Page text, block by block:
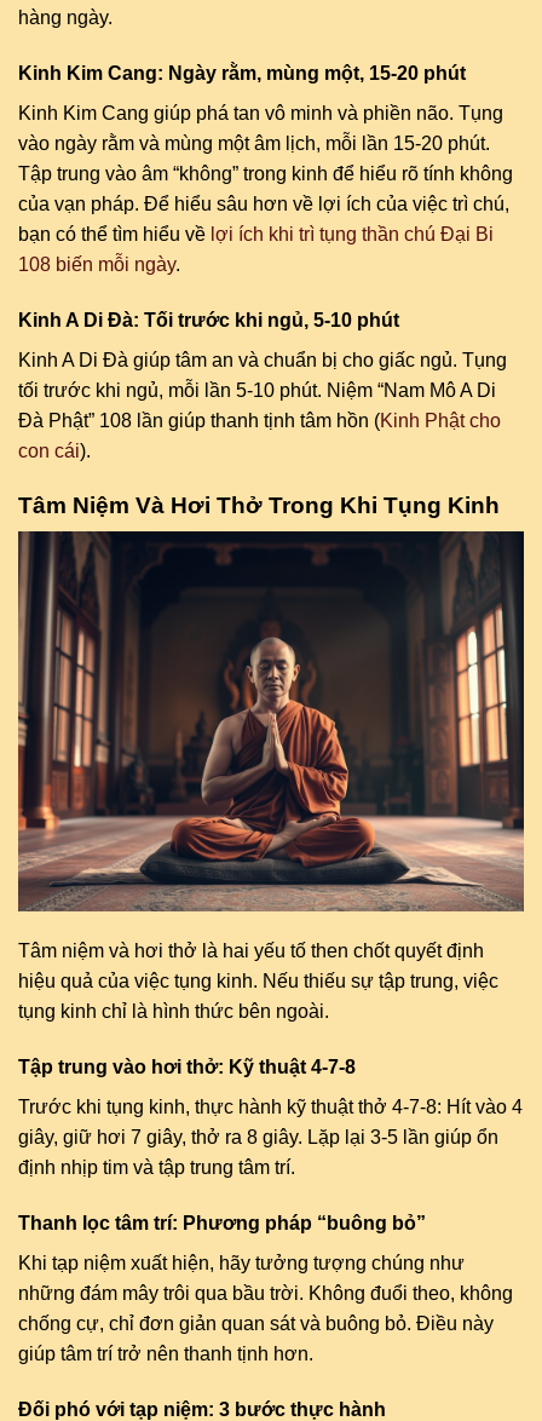
hàng ngày.
Kinh Kim Cang: Ngày rằm, mùng một, 15-20 phút
Kinh Kim Cang giúp phá tan vô minh và phiền não. Tụng
vào ngày rằm và mùng một âm lịch, mỗi lần 15-20 phút.
Tập trung vào âm “không” trong kinh để hiểu rõ tính không
của vạn pháp. Để hiểu sâu hơn về lợi ích của việc trì chú,
bạn có thể tìm hiểu về lợi ích khi trì tụng thần chú Đại Bi
108 biến mỗi ngày.
Kinh A Di Đà: Tối trước khi ngủ, 5-10 phút
Kinh A Di Đà giúp tâm an và chuẩn bị cho giấc ngủ. Tụng
tối trước khi ngủ, mỗi lần 5-10 phút. Niệm “Nam Mô A Di
Đà Phật” 108 lần giúp thanh tịnh tâm hồn (Kinh Phật cho
con cái).
Tâm Niệm Và Hơi Thở Trong Khi Tụng Kinh
Tâm niệm và hơi thở là hai yếu tố then chốt quyết định
hiệu quả của việc tụng kinh. Nếu thiếu sự tập trung, việc
tụng kinh chỉ là hình thức bên ngoài.
Tập trung vào hơi thở: Kỹ thuật 4-7-8
Trước khi tụng kinh, thực hành kỹ thuật thở 4-7-8: Hít vào 4
giây, giữ hơi 7 giây, thở ra 8 giây. Lặp lại 3-5 lần giúp ổn
định nhịp tim và tập trung tâm trí.
Thanh lọc tâm trí: Phương pháp “buông bỏ”
Khi tạp niệm xuất hiện, hãy tưởng tượng chúng như
những đám mây trôi qua bầu trời. Không đuổi theo, không
chống cự, chỉ đơn giản quan sát và buông bỏ. Điều này
giúp tâm trí trở nên thanh tịnh hơn.
Đối phó với tạp niệm: 3 bước thực hành